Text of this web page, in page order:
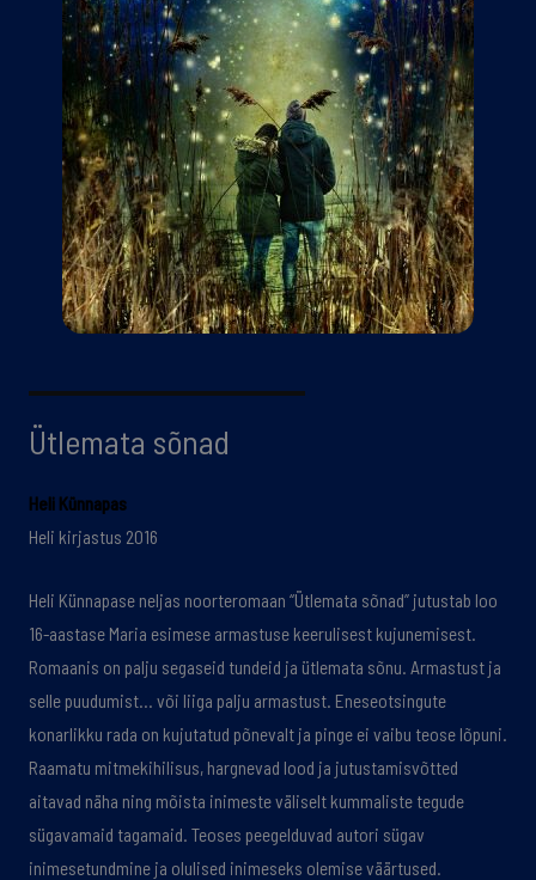
Ütlemata sõnad
Heli Künnapas
Heli kirjastus 2016
Heli Künnapase neljas noorteromaan “Ütlemata sõnad” jutustab loo
16-aastase Maria esimese armastuse keerulisest kujunemisest.
Romaanis on palju segaseid tundeid ja ütlemata sõnu. Armastust ja
selle puudumist… või liiga palju armastust. Eneseotsingute
konarlikku rada on kujutatud põnevalt ja pinge ei vaibu teose lõpuni.
Raamatu mitmekihilisus, hargnevad lood ja jutustamisvõtted
aitavad näha ning mõista inimeste väliselt kummaliste tegude
sügavamaid tagamaid. Teoses peegelduvad autori sügav
inimesetundmine ja olulised inimeseks olemise väärtused.